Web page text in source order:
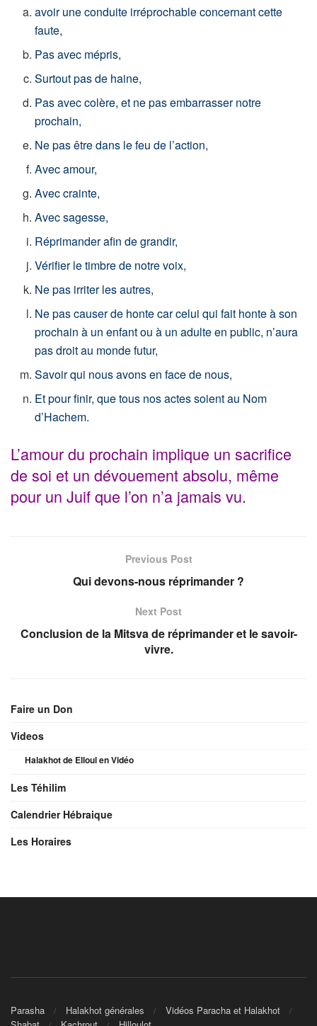
avoir une conduite irréprochable concernant cette
faute,
Pas avec mépris,
Surtout pas de haine,
Pas avec colère, et ne pas embarrasser notre
prochain,
Ne pas être dans le feu de l’action,
Avec amour,
Avec crainte,
Avec sagesse,
Réprimander afin de grandir,
Vérifier le timbre de notre voix,
Ne pas irriter les autres,
Ne pas causer de honte car celui qui fait honte à son
prochain à un enfant ou à un adulte en public, n’aura
pas droit au monde futur,
Savoir qui nous avons en face de nous,
Et pour finir, que tous nos actes soient au Nom
d’Hachem.
L’amour du prochain implique un sacrifice
de soi et un dévouement absolu, même
pour un Juif que l’on n’a jamais vu.
Previous Post
Qui devons-nous réprimander ?
Next Post
Conclusion de la Mitsva de réprimander et le savoir-
vivre.
Faire un Don
Videos
Halakhot de Elloul en Vidéo
Les Téhilim
Calendrier Hébraique
Les Horaires
Parasha Halakhot générales
Vidéos Paracha et Halakhot